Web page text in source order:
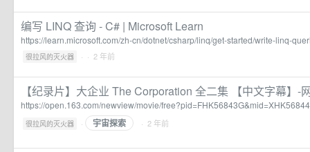
编写 LINQ 查询 - C# | Microsoft Learn
https://learn.microsoft.com/zh-cn/dotnet/csharp/linq/get-started/write-linq-
很拉风的灭火器 · · 2 年前
【纪录片】大企业 The Corporation 全二集 【中文字幕】-
https://open.163.com/newview/movie/
很拉风的灭火器 · 宇宙探索 · 2 年前